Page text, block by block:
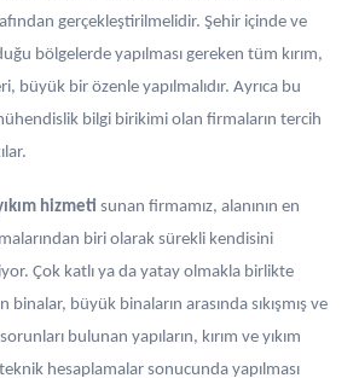
gerçekleştirilmelidir. Şehir içinde ve
bölgelerde yapılması gereken tüm kırım,
büyük bir özenle yapılmalıdır. Ayrıca bu
bilgi birikimi olan firmaların tercih
hizmeti sunan firmamız, alanının en
biri olarak sürekli kendisini
Çok katlı ya da yatay olmakla birlikte
binalar, büyük binaların arasında sıkışmış ve
bulunan yapıların, kırım ve yıkım
hesaplamalar sonucunda yapılması